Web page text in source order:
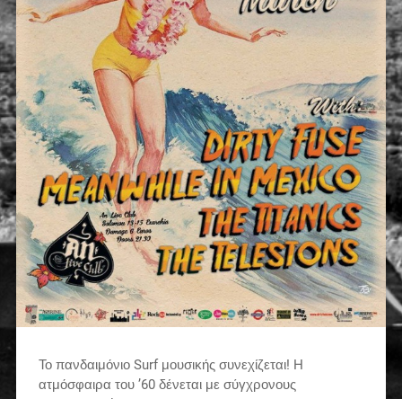
Το πανδαιμόνιο Surf μουσικής συνεχίζεται! Η
ατμόσφαιρα του ’60 δένεται με σύγχρονους